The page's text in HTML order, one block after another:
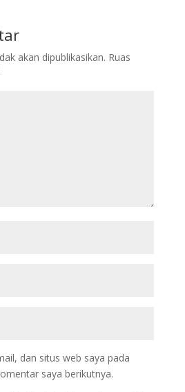
akan dipublikasikan. Ruas
dan situs web saya pada
saya berikutnya.